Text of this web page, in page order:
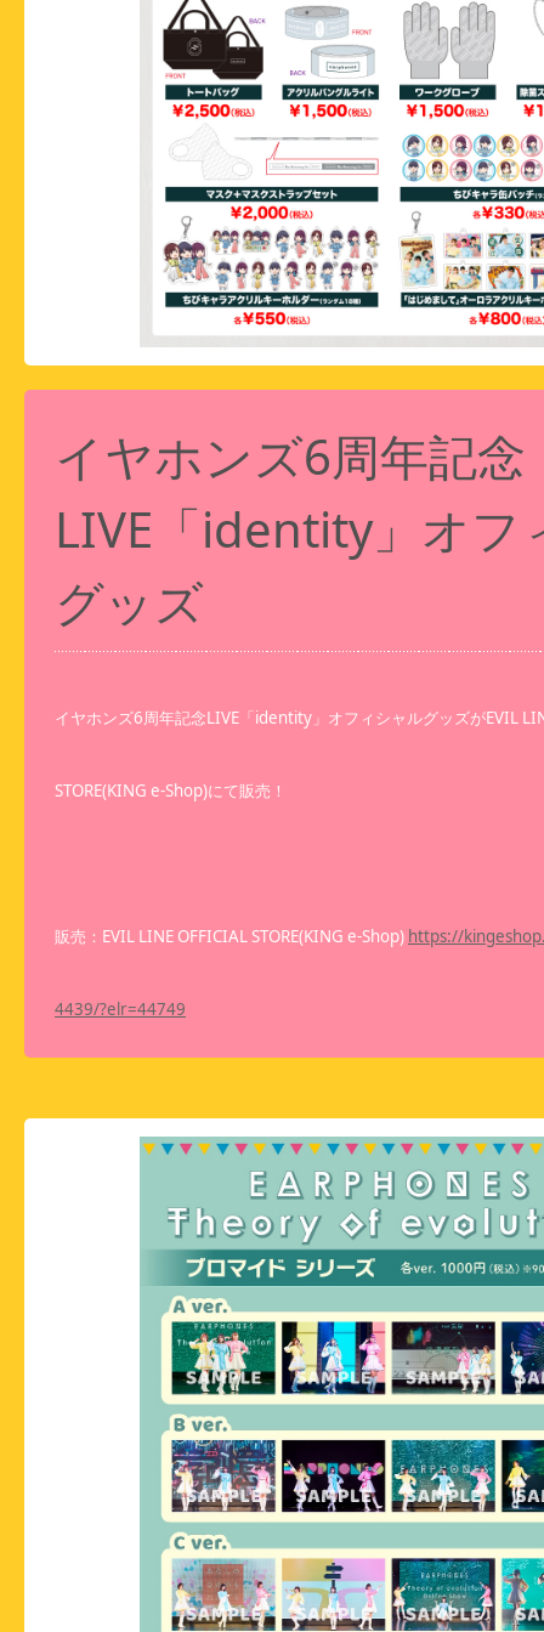
イヤホンズ6周年記念
LIVE「identity」オフ
グッズ
イヤホンズ6周年記念LIVE「identity」オフィシャルグッズがEVIL
STORE(KING e-Shop)にて販売！
販売：EVIL LINE OFFICIAL STORE(KING e-Shop) https://
4439/?elr=44749